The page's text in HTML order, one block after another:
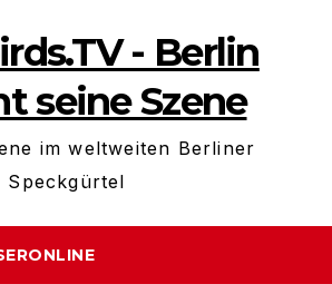
- Berlin
seine Szene
im weltweiten Berliner
Speckgürtel